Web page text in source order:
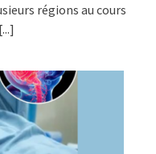
régions au cours
[...]